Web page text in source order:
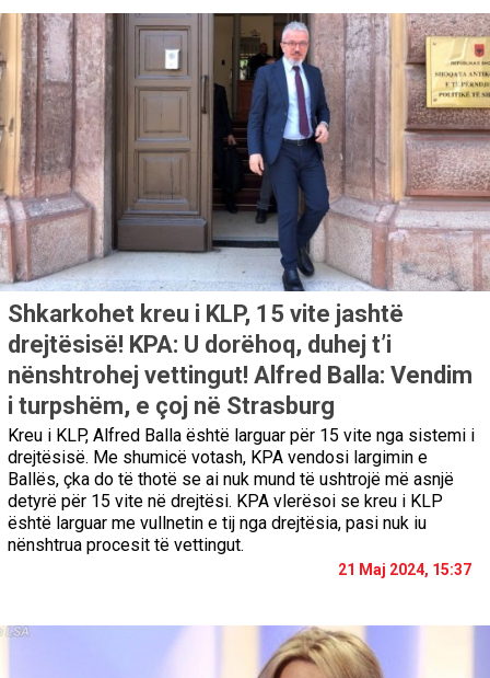
Shkarkohet kreu i KLP, 15 vite jashtë
drejtësisë! KPA: U dorëhoq, duhej t’i
nënshtrohej vettingut! Alfred Balla: Vendim
i turpshëm, e çoj në Strasburg
Kreu i KLP, Alfred Balla është larguar për 15 vite nga sistemi i
drejtësisë. Me shumicë votash, KPA vendosi largimin e
Ballës, çka do të thotë se ai nuk mund të ushtrojë më asnjë
detyrë për 15 vite në drejtësi. KPA vlerësoi se kreu i KLP
është larguar me vullnetin e tij nga drejtësia, pasi nuk iu
nënshtrua procesit të vettingut.
21 Maj 2024, 15:37